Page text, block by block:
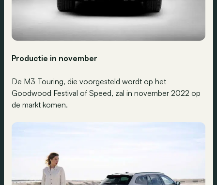
Productie in november
De M3 Touring, die voorgesteld wordt op het
Goodwood Festival of Speed, zal in november 2022 op
de markt komen.